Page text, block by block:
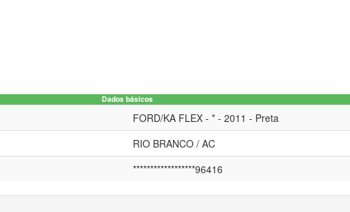
Dados básicos
FORD/KA FLEX - * - 2011 - Preta
RIO BRANCO / AC
******************96416